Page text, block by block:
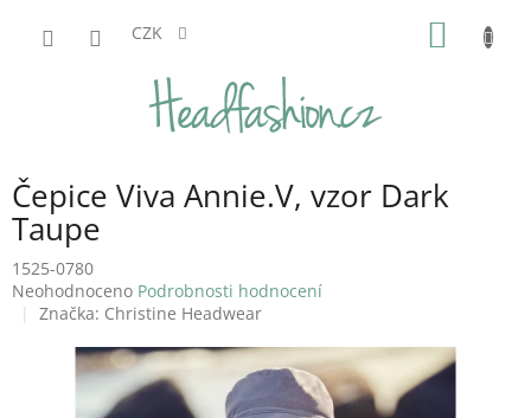
CZK
Čepice Viva Annie.V, vzor Dark
Taupe
1525-0780
Průměrné
hodnocení
Neohodnoceno Podrobnosti hodnocení
Značka: Christine Headwear